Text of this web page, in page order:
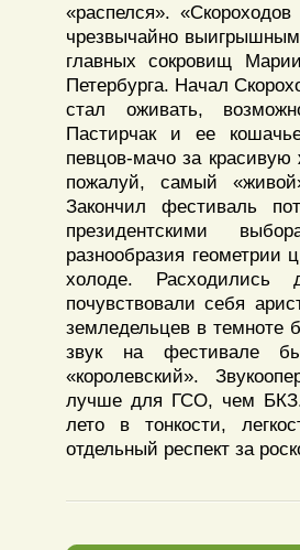
«распелся».
чрезвычайно
главных сокровищ
Петербурга. Начал
стал оживать,
Пастирчак и ее
певцов-мачо за
пожалуй, самый
Закончил фестиваль
президентскими
разнообразия
холоде. Расходились
почувствовали себя
земледельцев в темноте
звук на фестивале
«королевский».
лучше для ГСО, чем БКЗ.
лето в тонкости,
отдельный респект за